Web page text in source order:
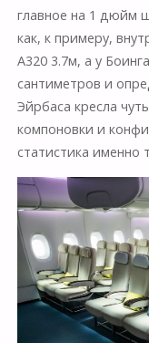
главное на 1 дюйм
как, к примеру,
А320 3.7м, а у
сантиметров и
Эйрбаса кресла
компоновки и
статистика именно